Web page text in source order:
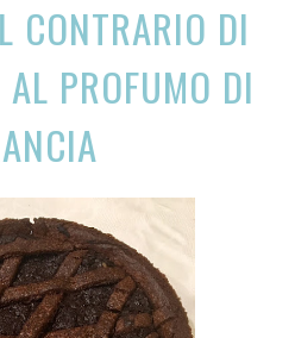
CONTRARIO DI
PROFUMO DI